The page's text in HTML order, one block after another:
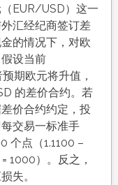
EUR/USD）这一
汇经纪商签订差
的情况下，对欧
设当前
期欧元将升值，
的差价合约。若
价合约约定，投
交易一标准手
个点（1.1100 –
1000）。反之，
失。